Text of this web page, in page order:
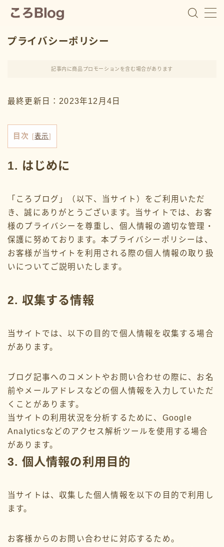
ころ
費用が足りないことに焦りを感じて家計管理を始めまし
います。 家計管理は続けることが１番大事。 浪費家で
も挫折しない家計管理で、一緒に進学費用の準備をして
プロフィールを読む
Categor
教育費
お金の豆知識
プライバシーポリシー
記事内に商品プロモーションを含む場合があります
最終更新日：2023年12月4日
目次 [表示]
1. はじめに
「ころブログ」（以下、当サイト）をご利用いただ
き、誠にありがとうございます。当サイトでは、お客
様のプライバシーを尊重し、個人情報の適切な管理・
保護に努めております。本プライバシーポリシーは、
お客様が当サイトを利用される際の個人情報の取り扱
いについてご説明いたします。
2. 収集する情報
当サイトでは、以下の目的で個人情報を収集する場合
があります。
ブログ記事へのコメントやお問い合わせの際に、お名
前やメールアドレスなどの個人情報を入力していただ
くことがあります。
当サイトの利用状況を分析するために、Google
Analyticsなどのアクセス解析ツールを使用する場合
があります。
3. 個人情報の利用目的
当サイトは、収集した個人情報を以下の目的で利用し
ます。
お客様からのお問い合わせに対応するため。